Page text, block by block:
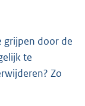
grijpen door de
te
Zo